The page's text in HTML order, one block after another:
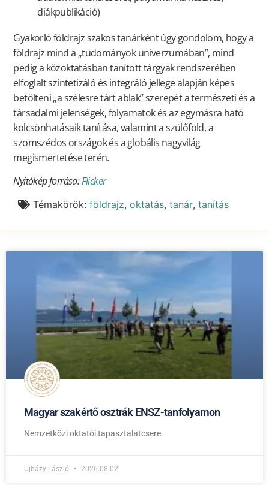
Magyar szakértő osztrák ENSZ-tanfolyamon
Nemzetközi oktatói tapasztalatcsere.
Ujházy László 2026.08.02.
diákpublikáció)
Gyakorló földrajz szakos tanárként úgy gondolom, hogy a
földrajz mind a „tudományok univerzumában”, mind
pedig a közoktatásban tanított tárgyak rendszerében
elfoglalt szintetizáló és integráló jellege alapján képes
betölteni „a szélesre tárt ablak” szerepét a természeti és a
társadalmi jelenségek, folyamatok és az egymásra ható
kölcsönhatásaik tanítása, valamint a szülőföld, a
szomszédos országok és a globális nagyvilág
megismertetése terén.
Nyitókép forrása:Flicker
Témakörök: földrajz, oktatás, tanár, tanítás